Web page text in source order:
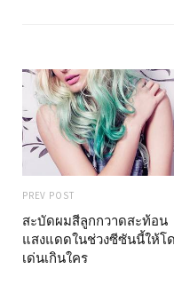
PREV POST
สะบัดผมสีลูกกวาดสะท้อน
แสงแดดในช่วงซีซันนี้ให้โ
เด่นเกินใคร